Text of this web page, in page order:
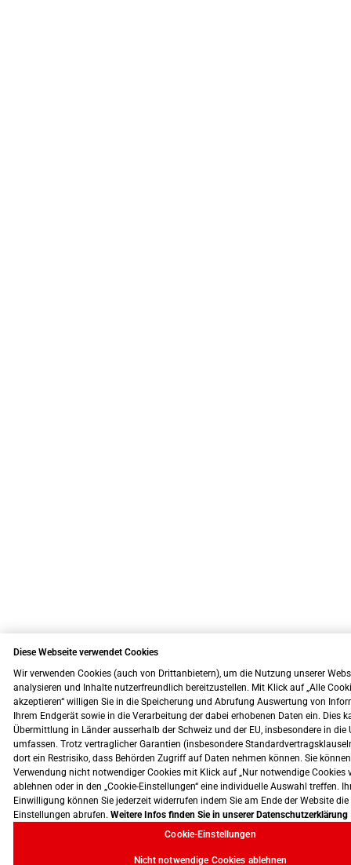
Diese Webseite verwendet Cookies
Wir verwenden Cookies (auch von Drittanbietern), um die Nutzung unserer
analysieren und Inhalte nutzerfreundlich bereitzustellen. Mit Klick auf „Alle
akzeptieren“ willigen Sie in die Speicherung und Abrufung Auswertung von
Ihrem Endgerät sowie in die Verarbeitung der dabei erhobenen Daten ein. Dies
Übermittlung in Länder ausserhalb der Schweiz und der EU, insbesondere in die
umfassen. Trotz vertraglicher Garantien (insbesondere
dort ein Restrisiko, dass Behörden Zugriff auf Daten nehmen können. Sie
Verwendung nicht notwendiger Cookies mit Klick auf „Nur notwendige Cookies
ablehnen oder in den „Cookie-Einstellungen“ eine individuelle Auswahl treffen.
Einwilligung können Sie jederzeit widerrufen indem Sie am Ende der Website die
Einstellungen abrufen. Weitere Infos finden Sie in unserer Datenschutzerklärung
Cookie-Einstellungen
Nicht notwendige Cookies ablehnen